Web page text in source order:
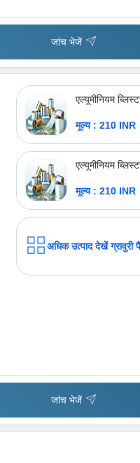
जांच भेजें
एल्यूमीनियम
मूल्य : 210 INR
एल्यूमीनियम
मूल्य : 210 INR
अधिक उत्पाद देखें
जांच भेजें